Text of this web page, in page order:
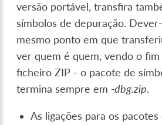
versão portável, transfira
símbolos de depuração.
mesmo ponto em que
ver quem é quem, vendo o
ficheiro ZIP - o pacote de
termina sempre em -dbg.zip.
As ligações para os